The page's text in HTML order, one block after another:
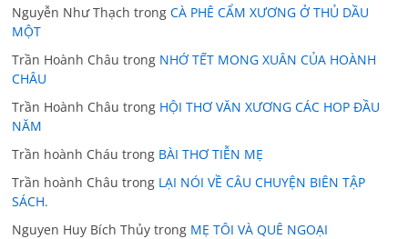
Nguyễn Như Thạch trongCÀ PHÊ CẨM XƯƠNG Ở THỦ DẦU
MỘT
Trần Hoành Châu trong NHỚ TẾT MONG XUÂN CỦA HOÀNH
CHÂU
Trần Hoành Châu trong HỘI THƠ VĂN XƯƠNG CÁC HOP ĐẦU
NĂM
Trần hoành Cháu trong BÀI THƠ TIỄN MẸ
Trần hoành Châu trong LẠI NÓI VỀ CÂU CHUYỆN BIÊN TẬP
SÁCH.
Nguyen Huy Bích Thủy trong MẸ TÔI VÀ QUÊ NGOẠI